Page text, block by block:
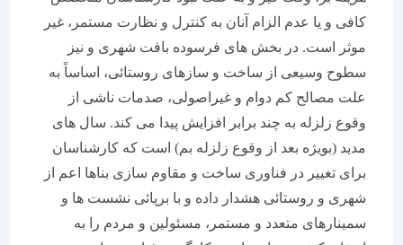
کافی و یا عدم الزام آنان به کنترل و نظارت مستمر، غیر
موثر است. در بخش های فرسوده بافت شهری و نیز
سطوح وسیعی از ساخت و سازهای روستائی، اساساً به
علت مصالح کم دوام و غیراصولی، صدمات ناشی از
وقوع زلزله به چند برابر افزایش پیدا می کند. سال های
مدید (بویژه بعد از وقوع زلزله بم) است که کارشناسان
برای تغییر در فناوری ساخت و مقاوم سازی بناها اعم از
شهری و روستائی هشدار داده و با برپائی نشست ها و
سمینارهای متعدد و مستمر، مسئولین و مردم را به